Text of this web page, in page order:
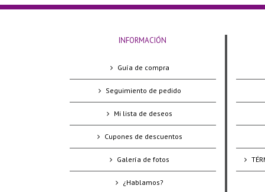
INFORMACIÓN
Guía de compra
Seguimiento de pedido
Mi lista de deseos
Cupones de descuentos
Galería de fotos
¿Hablamos?